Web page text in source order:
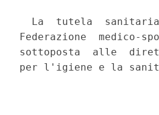
La  tutela
Federazione
sottoposta  alle